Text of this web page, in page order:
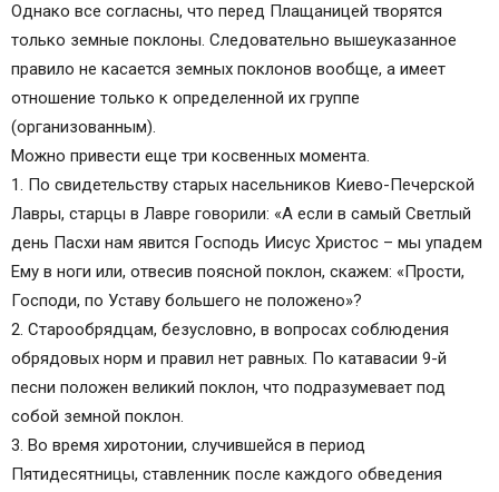
Однако все согласны, что перед Плащаницей творятся
только земные поклоны. Следовательно вышеуказанное
правило не касается земных поклонов вообще, а имеет
отношение только к определенной их группе
(организованным).
Можно привести еще три косвенных момента.
1. По свидетельству старых насельников Киево-Печерской
Лавры, старцы в Лавре говорили: «А если в самый Светлый
день Пасхи нам явится Господь Иисус Христос – мы упадем
Ему в ноги или, отвесив поясной поклон, скажем: «Прости,
Господи, по Уставу большего не положено»?
2. Старообрядцам, безусловно, в вопросах соблюдения
обрядовых норм и правил нет равных. По катавасии 9-й
песни положен великий поклон, что подразумевает под
собой земной поклон.
3. Во время хиротонии, случившейся в период
Пятидесятницы, ставленник после каждого обведения